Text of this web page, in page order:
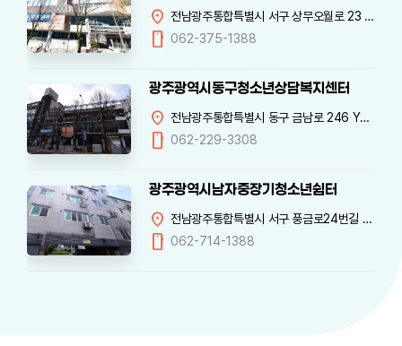
location_on 전남광주통합특별시 서구 상무오월로 23 서구청소년꿈누리센터 3
mobile 062-375-1388
광주광역시동구청소년상담복지센터
location_on 전남광주통합특별시 동구 금남로 246 YMCA 3
mobile 062-229-3308
광주광역시남자중장기청소년쉼터
location_on 전남광주통합특별시 서구 풍금로24번길 5-1 풍암빌 404
mobile 062-714-1388